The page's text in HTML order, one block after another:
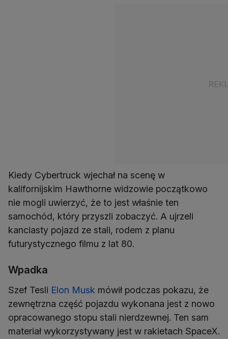
Kiedy Cybertruck wjechał na scenę w
kalifornijskim Hawthorne widzowie początkowo
nie mogli uwierzyć, że to jest właśnie ten
samochód, który przyszli zobaczyć. A ujrzeli
kanciasty pojazd ze stali, rodem z planu
futurystycznego filmu z lat 80.
Wpadka
Szef Tesli Elon Musk mówił podczas pokazu, że
zewnętrzna część pojazdu wykonana jest z nowo
opracowanego stopu stali nierdzewnej. Ten sam
materiał wykorzystywany jest w rakietach SpaceX.